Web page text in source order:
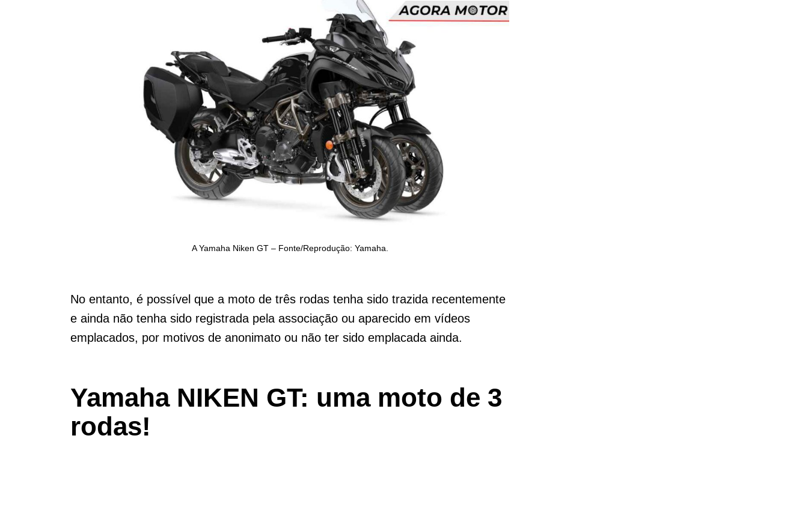
A Yamaha Niken GT – Fonte/Reprodução: Yamaha.
No entanto, é possível que a moto de três rodas tenha sido trazida recentemente
e ainda não tenha sido registrada pela associação ou aparecido em vídeos
emplacados, por motivos de anonimato ou não ter sido emplacada ainda.
Yamaha NIKEN GT: uma moto de 3
rodas!